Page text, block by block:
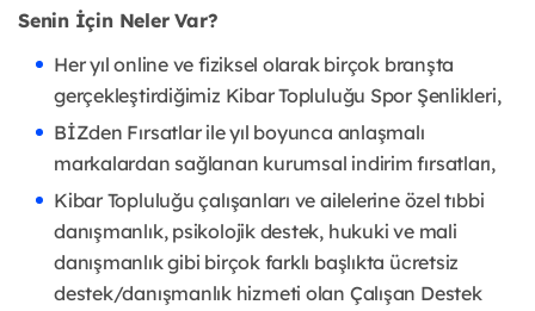
Senin İçin Neler Var?
Her yıl online ve fiziksel olarak birçok branşta
gerçekleştirdiğimiz Kibar Topluluğu Spor Şenlikleri,
BİZden Fırsatlar ile yıl boyunca anlaşmalı
markalardan sağlanan kurumsal indirim fırsatları,
Kibar Topluluğu çalışanları ve ailelerine özel tıbbi
danışmanlık, psikolojik destek, hukuki ve mali
danışmanlık gibi birçok farklı başlıkta ücretsiz
destek/danışmanlık hizmeti olan Çalışan Destek